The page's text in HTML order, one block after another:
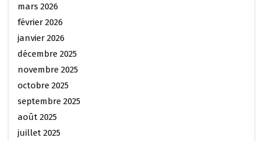
mars 2026
février 2026
janvier 2026
décembre 2025
novembre 2025
octobre 2025
septembre 2025
août 2025
juillet 2025